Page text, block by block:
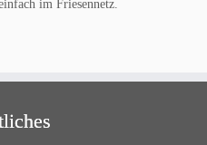
im Friesennetz.